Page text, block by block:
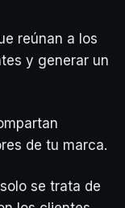
reúnan a los
y generar un
de tu marca.
se trata de